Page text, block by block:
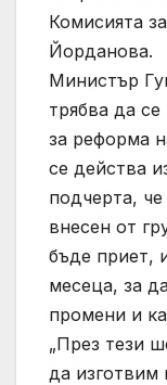
Комисията
Йорданова.
Министър
трябва да
за реформа
се действа
подчерта,
внесен от
бъде приет,
месеца, за
промени и
„През тези
да изготвим